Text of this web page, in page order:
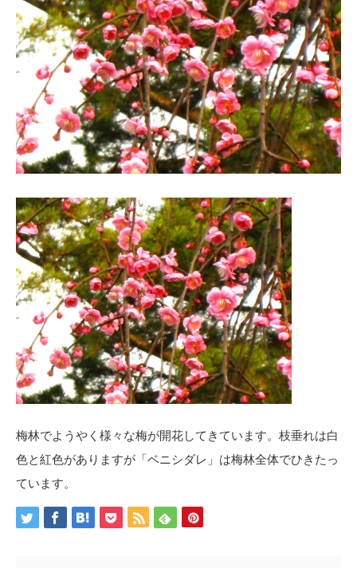
梅林でようやく様々な梅が開花してきています。枝垂れは白
色と紅色がありますが「ベニシダレ」は梅林全体でひきたっ
ています。